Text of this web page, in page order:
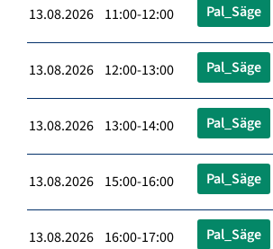
13.08.2026 11:00-12:00 Pal_Säge
13.08.2026 12:00-13:00 Pal_Säge
13.08.2026 13:00-14:00 Pal_Säge
13.08.2026 15:00-16:00 Pal_Säge
13.08.2026 16:00-17:00 Pal_Säge